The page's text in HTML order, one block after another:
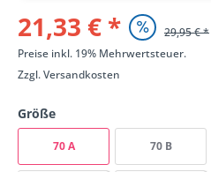
21,33 € * 29,95 € *
Preise inkl. 19% Mehrwertsteuer.
Zzgl.Versandkosten
Größe
70 A 70 B